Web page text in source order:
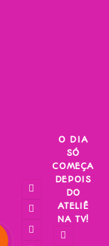
O DIA
SÓ
COMEÇA
DEPOIS
DO
ATELIÊ
NA TV!